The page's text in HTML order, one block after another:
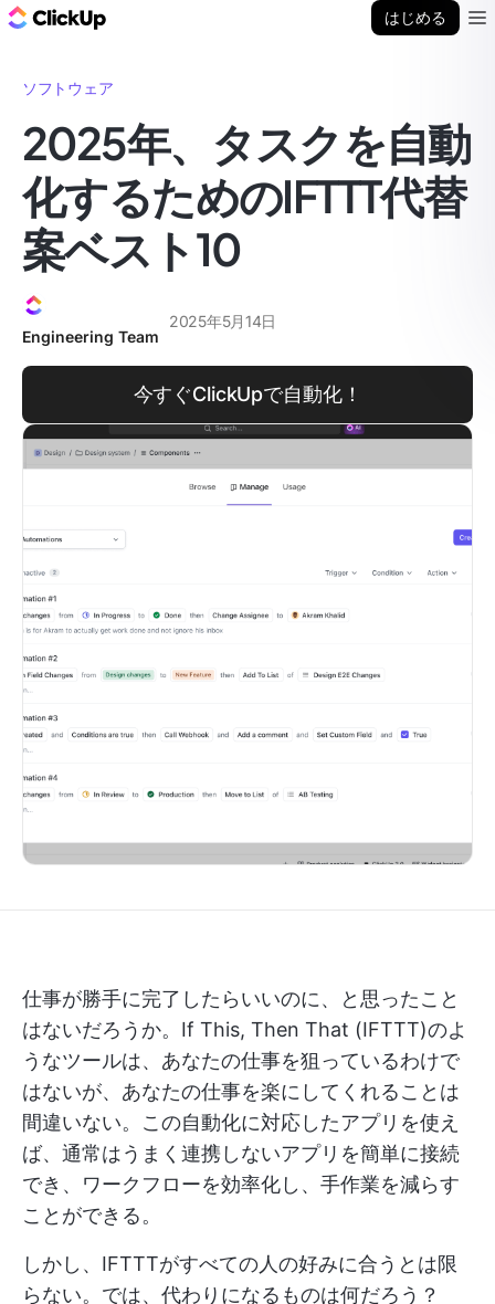
はじめる
ソフトウェア
2025年、タスクを自動
化するためのIFTTT代替
案ベスト10
Engineering Team
2025年5月14日
今すぐClickUpで自動化！
仕事が勝手に完了したらいいのに、と思ったこと
はないだろうか。If This, Then That (IFTTT)のよ
うなツールは、あなたの仕事を狙っているわけで
はないが、あなたの仕事を楽にしてくれることは
間違いない。この自動化に対応したアプリを使え
ば、通常はうまく連携しないアプリを簡単に接続
でき、ワークフローを効率化し、手作業を減らす
ことができる。
しかし、IFTTTがすべての人の好みに合うとは限
らない。では、代わりになるものは何だろう？